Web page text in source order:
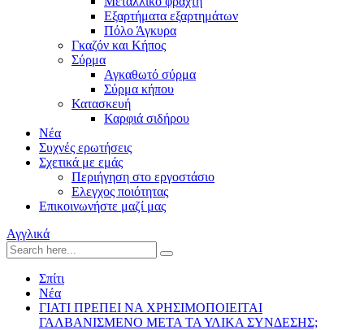
Εξαρτήματα εξαρτημάτων
Πόλο Άγκυρα
Γκαζόν και Κήπος
Σύρμα
Αγκαθωτό σύρμα
Σύρμα κήπου
Κατασκευή
Καρφιά σιδήρου
Νέα
Συχνές ερωτήσεις
Σχετικά με εμάς
Περιήγηση στο εργοστάσιο
Ελεγχος ποιότητας
Επικοινωνήστε μαζί μας
Αγγλικά
Σπίτι
Νέα
ΓΙΑΤΙ ΠΡΕΠΕΙ ΝΑ ΧΡΗΣΙΜΟΠΟΙΕΙΤΑΙ
ΓΑΛΒΑΝΙΣΜΕΝΟ ΜΕΤΑ ΤΑ ΥΛΙΚΑ ΣΥΝΔΕΣΗΣ;